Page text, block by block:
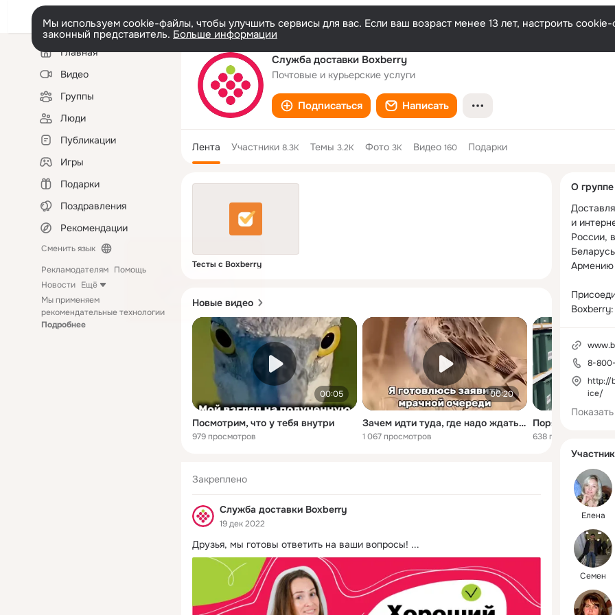
Мы используем cookie-файлы, чтобы улучшить сервисы для вас. Если ваш возраст менее 13 лет, настроить
законный представитель. Больше информации
Левая
колонкаГлавная
Видео
Группы
Люди
Публикации
Игры
Подарки
Поздравления
Рекомендации
Сменить язык
Рекламодателям Помощь
Новости Ещё
Мы применяем
рекомендательные технологии
Подробнее
Служба доставки Boxberry
Почтовые и курьерские услуги
Подписаться Написать
Лента Участники 8.3K Темы 3.2K Фото 3K Видео 160 Подарки
Тесты с Boxberry
Новые видео
00:05
Посмотрим, что у тебя внутри
979 просмотров
00:20
Зачем идти туда, где надо ждать? Ведь рядом есть Boxberry без очереди
1 067 просмотров
Порядок на
638 просмотров
Закреплено
Служба доставки Boxberry
19 дек 2022
Друзья, мы готовы ответить на ваши вопросы! ...
колонка
О группе
и
России,
Армению
скидках
своей
вопросы.
Самые
8-
http://
ice/
Елена
Семен